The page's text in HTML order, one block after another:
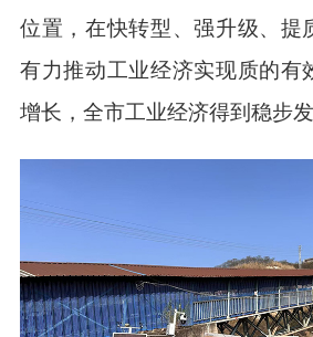
位置，在快转型、强升级、提
有力推动工业经济实现质的有
增长，全市工业经济得到稳步发